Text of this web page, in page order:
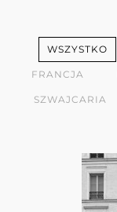
WSZYSTKO
FRANCJA
SZWAJCARIA